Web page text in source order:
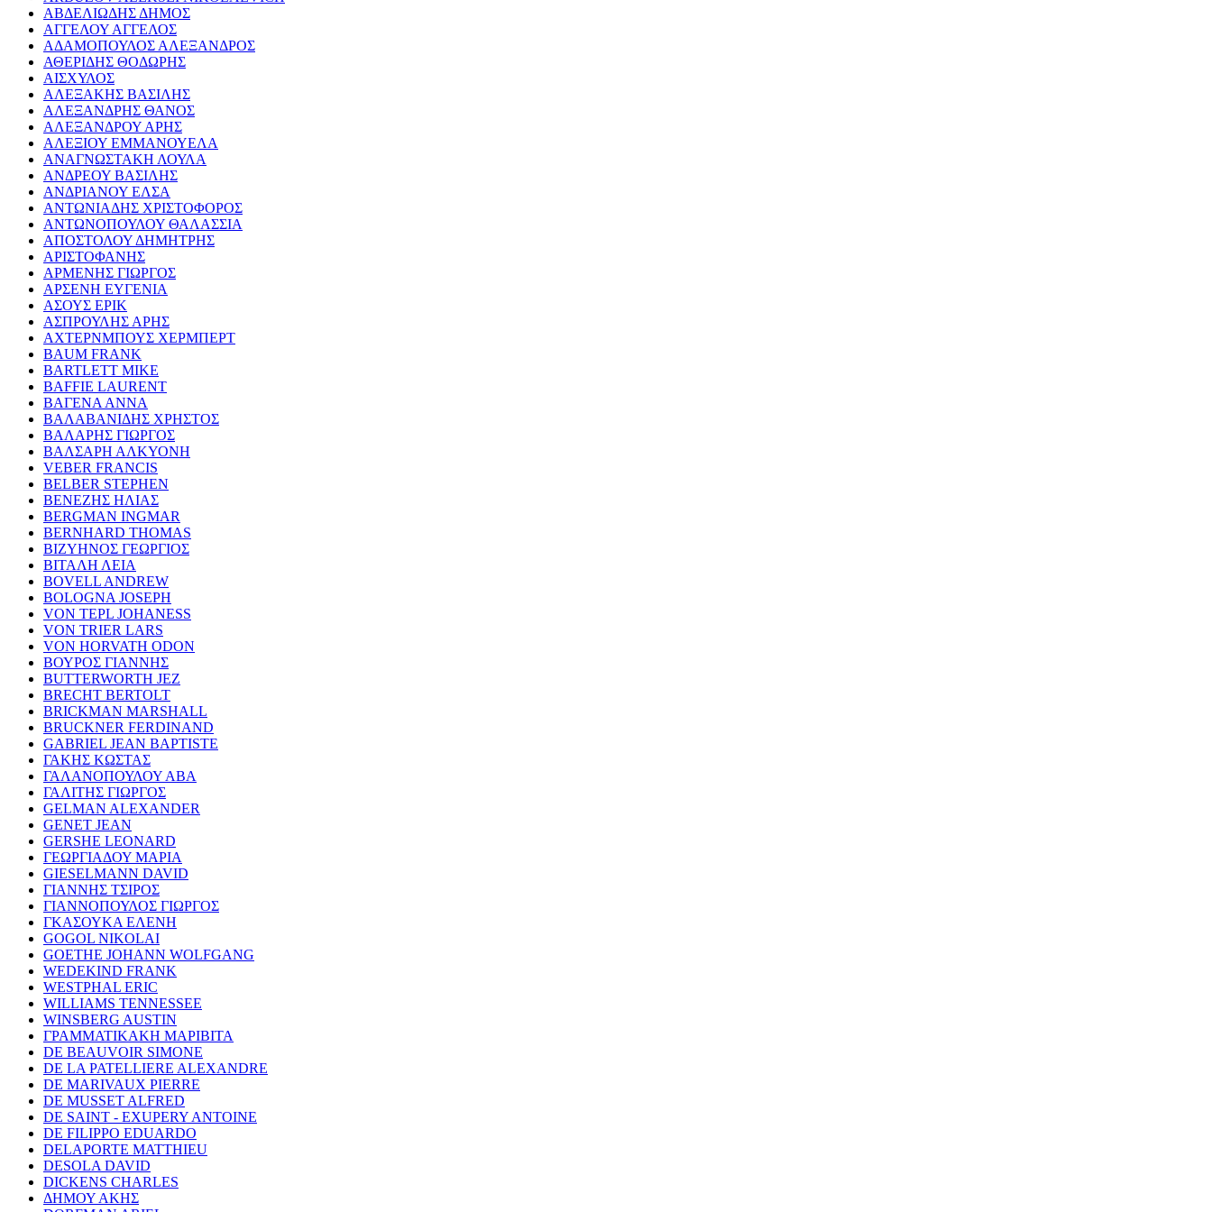
ΑΒΔΕΛΙΩΔΗΣ ΔΗΜΟΣ
ΑΓΓΕΛΟΥ ΑΓΓΕΛΟΣ
ΑΔΑΜΟΠΟΥΛΟΣ ΑΛΕΞΑΝΔΡΟΣ
ΑΘΕΡΙΔΗΣ ΘΟΔΩΡΗΣ
ΑΙΣΧΥΛΟΣ
ΑΛΕΞΑΚΗΣ ΒΑΣΙΛΗΣ
ΑΛΕΞΑΝΔΡΗΣ ΘΑΝΟΣ
ΑΛΕΞΑΝΔΡΟΥ ΑΡΗΣ
ΑΛΕΞΙΟΥ ΕΜΜΑΝΟΥΕΛΑ
ΑΝΑΓΝΩΣΤΑΚΗ ΛΟΥΛΑ
ΑΝΔΡΕΟΥ ΒΑΣΙΛΗΣ
ΑΝΔΡΙΑΝΟΥ ΕΛΣΑ
ΑΝΤΩΝΙΑΔΗΣ ΧΡΙΣΤΟΦΟΡΟΣ
ΑΝΤΩΝΟΠΟΥΛΟΥ ΘΑΛΑΣΣΙΑ
ΑΠΟΣΤΟΛΟΥ ΔΗΜΗΤΡΗΣ
ΑΡΙΣΤΟΦΑΝΗΣ
ΑΡΜΕΝΗΣ ΓΙΩΡΓΟΣ
ΑΡΣΕΝΗ ΕΥΓΕΝΙΑ
ΑΣΟΥΣ ΕΡΙΚ
ΑΣΠΡΟΥΛΗΣ ΑΡΗΣ
ΑΧΤΕΡΝΜΠΟΥΣ ΧΕΡΜΠΕΡΤ
BAUM FRANK
BARTLETT MIKE
BAFFIE LAURENT
ΒΑΓΕΝΑ ΑΝΝΑ
ΒΑΛΑΒΑΝΙΔΗΣ ΧΡΗΣΤΟΣ
ΒΑΛΑΡΗΣ ΓΙΩΡΓΟΣ
ΒΑΛΣΑΡΗ ΑΛΚΥΟΝΗ
VEBER FRANCIS
BELBER STEPHEN
ΒΕΝΕΖΗΣ ΗΛΙΑΣ
BERGMAN INGMAR
BERNHARD THOMAS
ΒΙΖΥΗΝΟΣ ΓΕΩΡΓΙΟΣ
ΒΙΤΑΛΗ ΛΕΙΑ
BOVELL ANDREW
BOLOGNA JOSEPH
VON TEPL JOHANESS
VON TRIER LARS
VON HORVATH ODON
ΒΟΥΡΟΣ ΓΙΑΝΝΗΣ
BUTTERWORTH JEZ
BRECHT BERTOLT
BRICKMAN MARSHALL
BRUCKNER FERDINAND
GABRIEL JEAN BAPTISTE
ΓΑΚΗΣ ΚΩΣΤΑΣ
ΓΑΛΑΝΟΠΟΥΛΟΥ ΑΒΑ
ΓΑΛΙΤΗΣ ΓΙΩΡΓΟΣ
GELMAN ALEXANDER
GENET JEAN
GERSHE LEONARD
ΓΕΩΡΓΙΑΔΟΥ ΜΑΡΙΑ
GIESELMANN DAVID
ΓΙΑΝΝΗΣ ΤΣΙΡΟΣ
ΓΙΑΝΝΟΠΟΥΛΟΣ ΓΙΩΡΓΟΣ
ΓΚΑΣΟΥΚΑ ΕΛΕΝΗ
GOGOL NIKOLAI
GOETHE JOHANN WOLFGANG
WEDEKIND FRANK
WESTPHAL ERIC
WILLIAMS TENNESSEE
WINSBERG AUSTIN
ΓΡΑΜΜΑΤΙΚΑΚΗ ΜΑΡΙΒΙΤΑ
DE BEAUVOIR SIMONE
DE LA PATELLIERE ALEXANDRE
DE MARIVAUX PIERRE
DE MUSSET ALFRED
DE SAINT - EXUPERY ANTOINE
DE FILIPPO EDUARDO
DELAPORTE MATTHIEU
DESOLA DAVID
DICKENS CHARLES
ΔΗΜΟΥ ΑΚΗΣ